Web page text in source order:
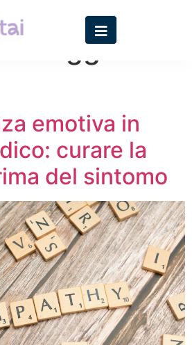
4 Maggio
emotiva in
curare la
del sintomo